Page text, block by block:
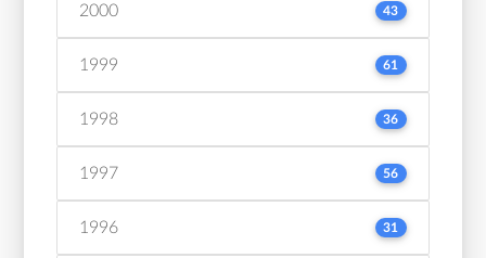
2000 43
1999 61
1998 36
1997 56
1996 31